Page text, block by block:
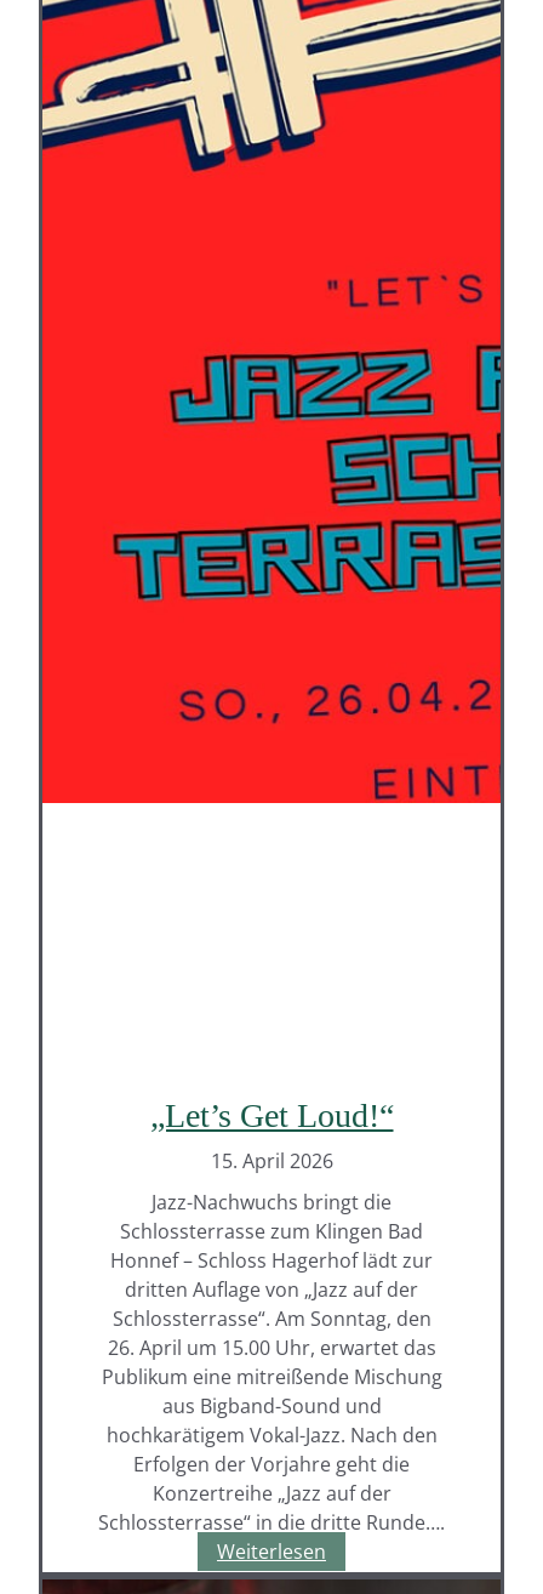
„Let’s Get Loud!“
15. April 2026
​Jazz-Nachwuchs bringt die
Schlossterrasse zum Klingen Bad
Honnef – Schloss Hagerhof lädt zur
dritten Auflage von „Jazz auf der
Schlossterrasse“. Am Sonntag, den
26. April um 15.00 Uhr, erwartet das
Publikum eine mitreißende Mischung
aus Bigband-Sound und
hochkarätigem Vokal-Jazz. ​Nach den
Erfolgen der Vorjahre geht die
Konzertreihe „Jazz auf der
Schlossterrasse“ in die dritte Runde….
Weiterlesen
Get